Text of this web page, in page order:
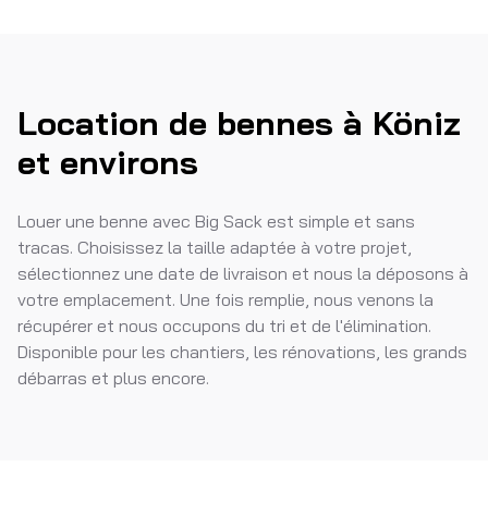
Location de bennes à Köniz
et environs
Louer une benne avec Big Sack est simple et sans
tracas. Choisissez la taille adaptée à votre projet,
sélectionnez une date de livraison et nous la déposons à
votre emplacement. Une fois remplie, nous venons la
récupérer et nous occupons du tri et de l'élimination.
Disponible pour les chantiers, les rénovations, les grands
débarras et plus encore.